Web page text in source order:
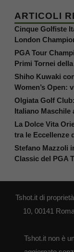
ARTICOLI
Cinque Golfiste
London
PGA Tour
Primi Tornei
Shiho Kuwaki
Women’s Open:
Olgiata Golf
Italiano Maschile
La Dolce Vita
tra le Eccellenze
Stefano Mazzoli
Classic del PGA
Tshot.it di
10, 00141
Tshot.it non è